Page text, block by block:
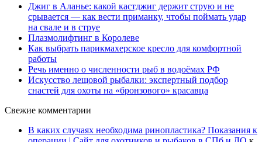
Джиг в Аланье: какой кастджиг держит струю и не
срывается — как вести приманку, чтобы поймать удар
на свале и в струе
Плазмолифтинг в Королеве
Как выбрать парикмахерское кресло для комфортной
работы
Речь именно о численности рыб в водоёмах РФ
Искусство лещовой рыбалки: экспертный подбор
снастей для охоты на «бронзового» красавца
Свежие комментарии
В каких случаях необходима ринопластика? Показания к